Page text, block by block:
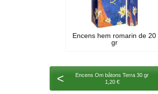
Encens hem romarin de 20
gr
<
Encens Om bâtons Terra 30 gr
1,20 €